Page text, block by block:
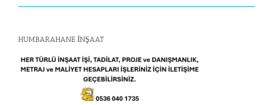
HUMBARAHANE İNŞAAT